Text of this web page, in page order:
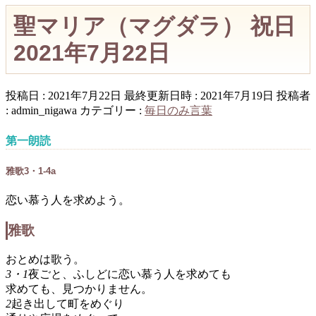
聖マリア（マグダラ） 祝日
2021年7月22日
投稿日 : 2021年7月22日 最終更新日時 : 2021年7月19日 投稿者
: admin_nigawa カテゴリー : 毎日のみ言葉
第一朗読
雅歌3・1-4a
恋い慕う人を求めよう。
雅歌
おとめは歌う。
3・1夜ごと、ふしどに恋い慕う人を求めても
求めても、見つかりません。
2起き出して町をめぐり